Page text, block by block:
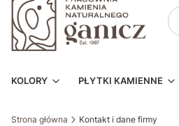
KOLORY PŁYTKI KAMIENNE
Strona główna Kontakt i dane firmy